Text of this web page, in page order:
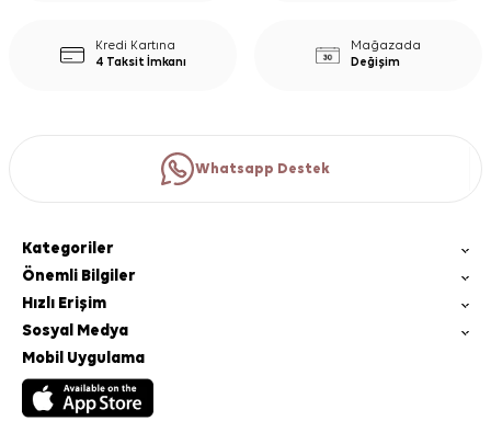
Kredi Kartına
4 Taksit İmkanı
Mağazada
Değişim
Whatsapp Destek
Kategoriler
Önemli Bilgiler
Hızlı Erişim
Sosyal Medya
Mobil Uygulama